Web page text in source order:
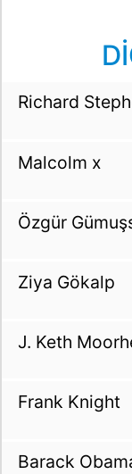
Richard
Malcolm x
Özgür
Ziya Gökalp
J. Keth
Frank Knight
Barack